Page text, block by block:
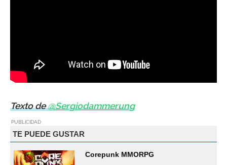
Texto de@Sergiodammerung
PUBLICIDAD
TE PUEDE GUSTAR
Corepunk MMORPG